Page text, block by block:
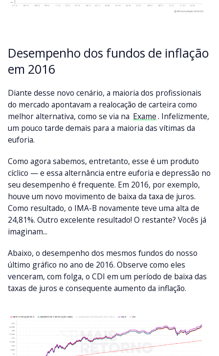
Desempenho dos fundos de inflação
em 2016
Diante desse novo cenário, a maioria dos profissionais
do mercado apontavam a realocação de carteira como
melhor alternativa, como se via na Exame. Infelizmente,
um pouco tarde demais para a maioria das vítimas da
euforia.
Como agora sabemos, entretanto, esse é um produto
cíclico — e essa alternância entre euforia e depressão no
seu desempenho é frequente. Em 2016, por exemplo,
houve um novo movimento de baixa da taxa de juros.
Como resultado, o IMA-B novamente teve uma alta de
24,81%. Outro excelente resultado! O restante? Vocês já
imaginam...
Abaixo, o desempenho dos mesmos fundos do nosso
último gráfico no ano de 2016. Observe como eles
venceram, com folga, o CDI em um período de baixa das
taxas de juros e consequente aumento da inflação.